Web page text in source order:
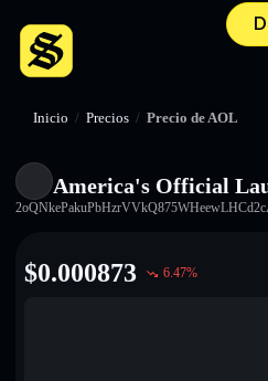
Inicio / Precios / Precio de AOL
America's Official
$0.000873 6.47%